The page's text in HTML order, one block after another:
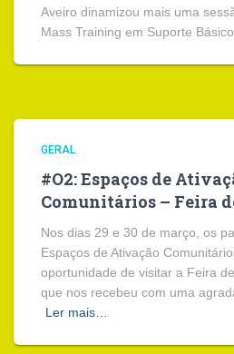
Aveiro dinamizou mais uma
Mass Training em Suporte Básico
GERAL
#O2: Espaços de
Comunitários – Feira
Nos dias 29 e 30 de março, os
Espaços de Ativação
oportunidade de visitar a Feira
que nos recebeu com uma
Ler mais…